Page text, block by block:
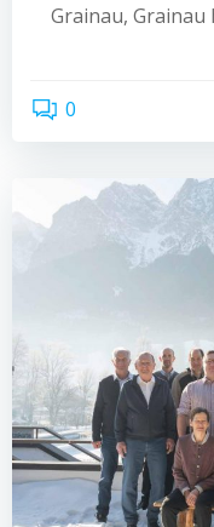
Grainau, Grainau
0